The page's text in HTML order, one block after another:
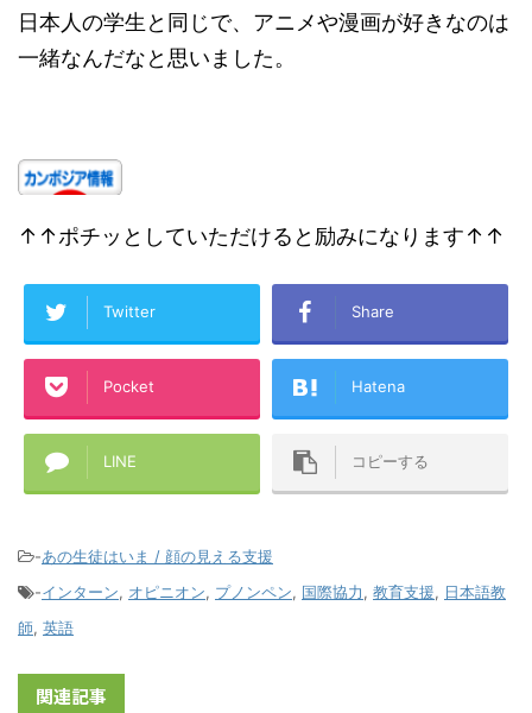
日本人の学生と同じで、アニメや漫画が好きなのは
一緒なんだなと思いました。
↑↑ポチッとしていただけると励みになります↑↑
Twitter Share
Pocket Hatena
LINE コピーする
-あの生徒はいま / 顔の見える支援
-インターン, オピニオン, プノンペン, 国際協力, 教育支援, 日本語教
師, 英語
関連記事